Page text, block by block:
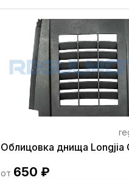
Облицовка днища Longjia
от 650 ₽